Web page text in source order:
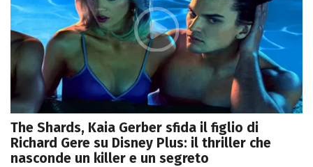
The Shards, Kaia Gerber sfida il figlio di
Richard Gere su Disney Plus: il thriller che
nasconde un killer e un segreto